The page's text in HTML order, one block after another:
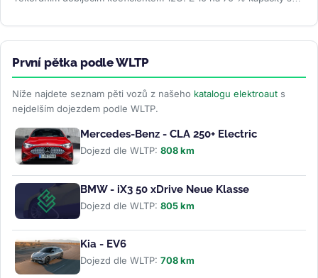
První pětka podle WLTP
Níže najdete seznam pěti vozů z našeho katalogu elektroaut s
nejdelším dojezdem podle WLTP.
Mercedes-Benz - CLA 250+ Electric
Dojezd dle WLTP: 808 km
BMW - iX3 50 xDrive Neue Klasse
Dojezd dle WLTP: 805 km
Kia - EV6
Dojezd dle WLTP: 708 km